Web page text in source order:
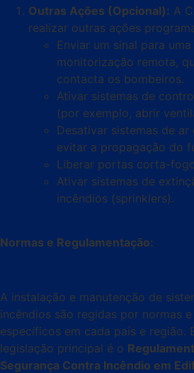
Outras Ações (Opcional): A
realizar outras ações
Enviar um sinal para
monitorização remota,
contacta os bombeiros.
Ativar sistemas de
(por exemplo, abrir
Desativar sistemas de
evitar a propagação do
Liberar portas corta-
Ativar sistemas de
incêndios (sprinklers).
Normas e Regulamentação:
A instalação e manutenção de
incêndios são regidas por normas
específicos em cada país e região.
legislação principal é o
Segurança Contra Incêndio em